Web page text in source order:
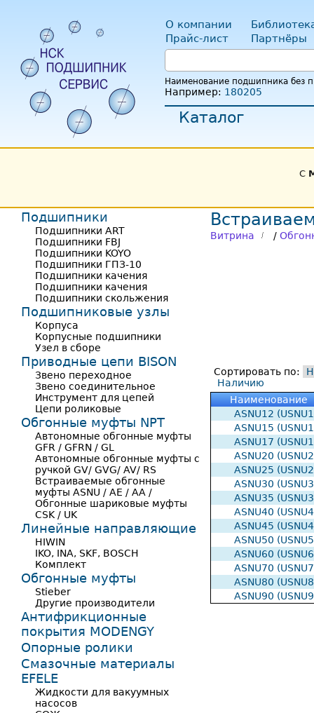
О компании
Прайс-лист
Партнёры
Наименование подшипника без
Например: 180205
Каталог
С
Витрина /
Сортировать по:
Наличию
Наименование
ASNU12
ASNU15
ASNU17
ASNU20
ASNU25
ASNU30
ASNU35
ASNU40
ASNU45
ASNU50
ASNU60
ASNU70
ASNU80
ASNU90
Подшипники
Подшипники ART
Подшипники FBJ
Подшипники KOYO
Подшипники ГПЗ-10
Подшипники качения
Подшипники качения
Подшипники скольжения
Подшипниковые узлы
Корпуса
Корпусные подшипники
Узел в сборе
Приводные цепи BISON
Звено переходное
Звено соединительное
Инструмент для цепей
Цепи роликовые
Обгонные муфты NPT
Автономные обгонные муфты
GFR / GFRN / GL
Автономные обгонные муфты с
ручкой GV/ GVG/ AV/ RS
Встраиваемые обгонные
муфты ASNU / AE / AA /
Обгонные шариковые муфты
CSK / UK
Линейные направляющие
HIWIN
IKO, INA, SKF, BOSCH
Комплект
Обгонные муфты
Stieber
Другие производители
Антифрикционные
покрытия MODENGY
Опорные ролики
Смазочные материалы
EFELE
Жидкости для вакуумных
насосов